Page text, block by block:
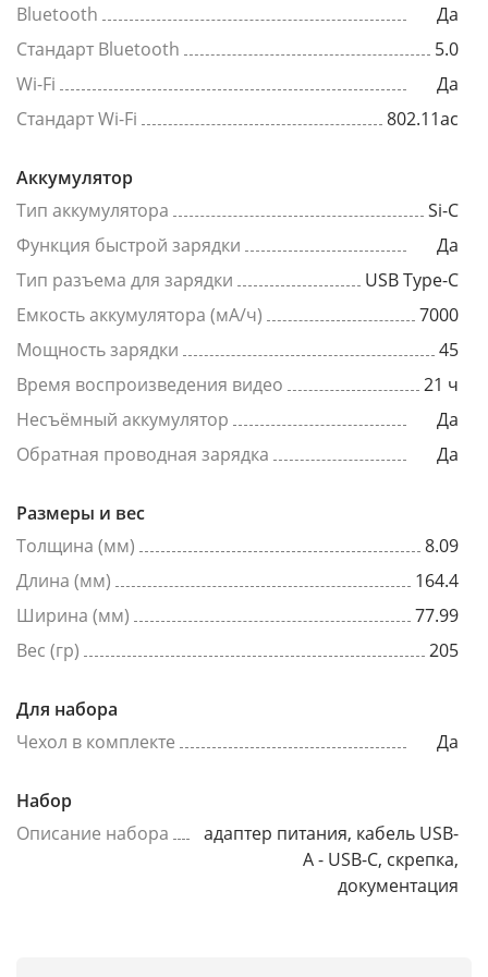
Bluetooth
Да
Стандарт Bluetooth
5.0
Wi-Fi
Да
Стандарт Wi-Fi
802.11ac
Аккумулятор
Тип аккумулятора
Si-C
Функция быстрой зарядки
Да
Тип разъема для зарядки
USB Type-C
Емкость аккумулятора (мА/ч)
7000
Мощность зарядки
45
Время воспроизведения видео
21 ч
Несъёмный аккумулятор
Да
Обратная проводная зарядка
Да
Размеры и вес
Толщина (мм)
8.09
Длина (мм)
164.4
Ширина (мм)
77.99
Вес (гр)
205
Для набора
Чехол в комплекте
Да
Набор
Описание набора
адаптер питания, кабель USB-
A - USB-C, скрепка,
документация